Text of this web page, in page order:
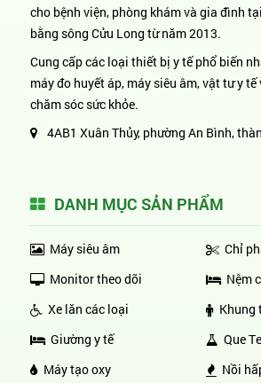
cho bệnh viện, phòng khám và gia đình
bằng sông Cửu Long từ năm 2013.
Cung cấp các loại thiết bị y tế phổ biến
máy đo huyết áp, máy siêu âm, vật tư y
chăm sóc sức khỏe.
4AB1 Xuân Thủy, phường An Bình,
DANH MỤC SẢN PHẨM
Máy siêu âm
Monitor theo dõi
Xe lăn các loại
Giường y tế
Máy tạo oxy
Chỉ
Nệm
Khung
Que
Nồi